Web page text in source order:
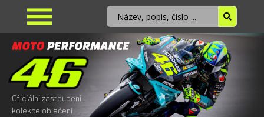
Oficiální zastoupení
kolekce oblečení